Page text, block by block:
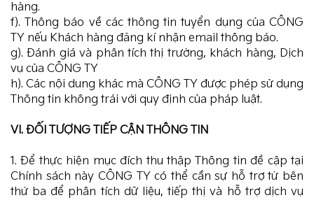
hàng.
f). Thông báo về các thông tin tuyển dụng của CÔNG
TY nếu Khách hàng đăng kí nhận email thông báo.
g). Đánh giá và phân tích thị trường, khách hàng, Dịch
vụ của CÔNG TY
h). Các nội dung khác mà CÔNG TY được phép sử dụng
Thông tin không trái với quy định của pháp luật.
VI. ĐỐI TƯỢNG TIẾP CẬN THÔNG TIN
1. Để thực hiện mục đích thu thập Thông tin đề cập tại
Chính sách này CÔNG TY có thể cần sự hỗ trợ từ bên
thứ ba để phân tích dữ liệu, tiếp thị và hỗ trợ dịch vụ